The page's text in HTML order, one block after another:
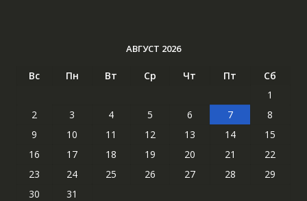
АВГУСТ 2026
Вс Пн Вт Ср Чт Пт
Сб
1
2
3 4 5 6 7
8
9
10 11 12 13 14
15
16
17 18 19 20 21
22
23
24 25 26 27 28
29
30
31